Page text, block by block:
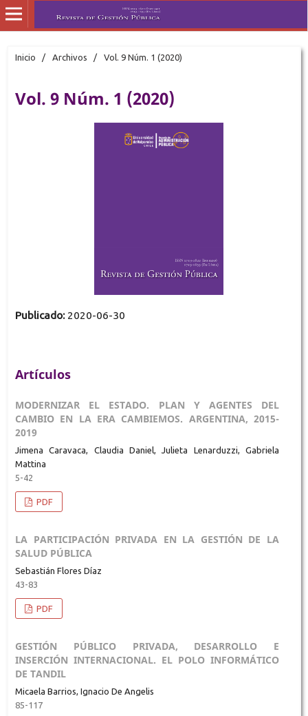
Inicio / Archivos / Vol. 9 Núm. 1 (2020)
Vol. 9 Núm. 1 (2020)
Publicado: 2020-06-30
Artículos
MODERNIZAR EL ESTADO. PLAN Y AGENTES DEL
CAMBIO EN LA ERA CAMBIEMOS. ARGENTINA, 2015-
2019
Jimena Caravaca, Claudia Daniel, Julieta Lenarduzzi, Gabriela
Mattina
5-42
PDF
LA PARTICIPACIÓN PRIVADA EN LA GESTIÓN DE LA
SALUD PÚBLICA
Sebastián Flores Díaz
43-83
PDF
GESTIÓN PÚBLICO PRIVADA, DESARROLLO E
INSERCIÓN INTERNACIONAL. EL POLO INFORMÁTICO
DE TANDIL
Micaela Barrios, Ignacio De Angelis
85-117